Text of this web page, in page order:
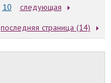
10
следующая
последняя страница (14)